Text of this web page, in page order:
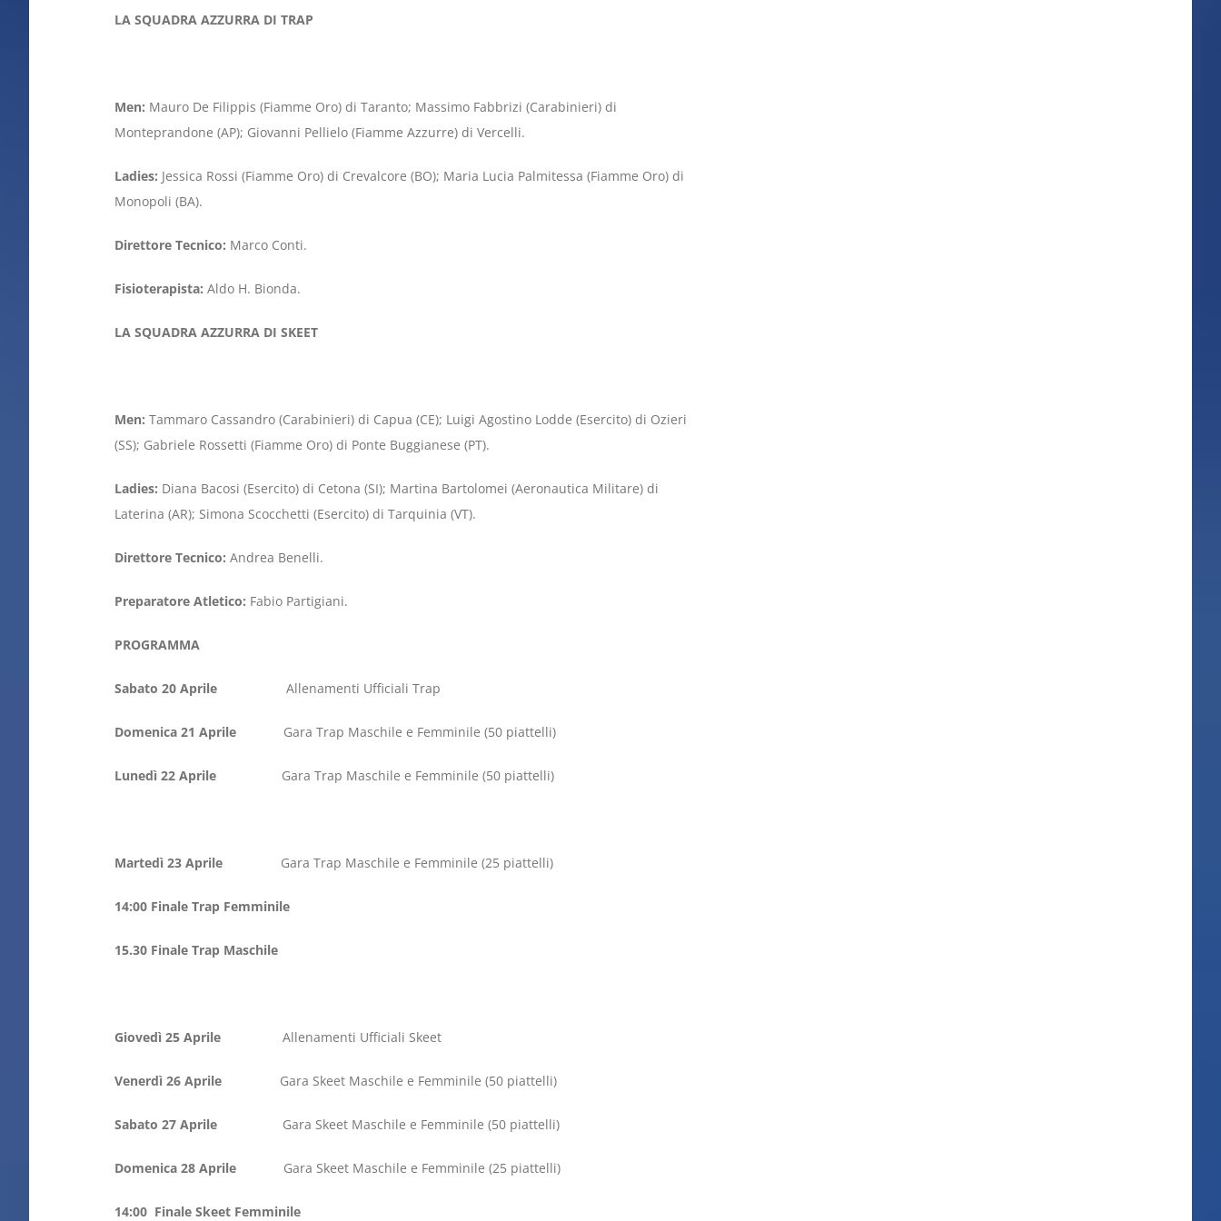
LA SQUADRA AZZURRA DI TRAP
Men: Mauro De Filippis (Fiamme Oro) di Taranto; Massimo Fabbrizi (Carabinieri) di
Monteprandone (AP); Giovanni Pellielo (Fiamme Azzurre) di Vercelli.
Ladies: Jessica Rossi (Fiamme Oro) di Crevalcore (BO); Maria Lucia Palmitessa (Fiamme Oro) di
Monopoli (BA).
Direttore Tecnico: Marco Conti.
Fisioterapista: Aldo H. Bionda.
LA SQUADRA AZZURRA DI SKEET
Men: Tammaro Cassandro (Carabinieri) di Capua (CE); Luigi Agostino Lodde (Esercito) di Ozieri
(SS); Gabriele Rossetti (Fiamme Oro) di Ponte Buggianese (PT).
Ladies: Diana Bacosi (Esercito) di Cetona (SI); Martina Bartolomei (Aeronautica Militare) di
Laterina (AR); Simona Scocchetti (Esercito) di Tarquinia (VT).
Direttore Tecnico: Andrea Benelli.
Preparatore Atletico: Fabio Partigiani.
PROGRAMMA
Sabato 20 AprileAllenamenti Ufficiali Trap
Domenica 21 Aprile Gara Trap Maschile e Femminile (50 piattelli)
Lunedì 22 Aprile Gara Trap Maschile e Femminile (50 piattelli)
Martedì 23 Aprile Gara Trap Maschile e Femminile (25 piattelli)
14:00 Finale Trap Femminile
15.30 Finale Trap Maschile
Giovedì 25 Aprile Allenamenti Ufficiali Skeet
Venerdì 26 Aprile Gara Skeet Maschile e Femminile (50 piattelli)
Sabato 27 Aprile Gara Skeet Maschile e Femminile (50 piattelli)
Domenica 28 Aprile Gara Skeet Maschile e Femminile (25 piattelli)
14:00 Finale Skeet Femminile